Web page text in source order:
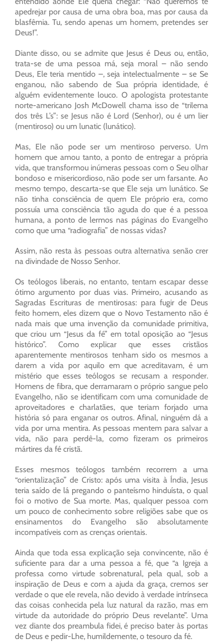
apedrejar por causa de uma obra boa, mas por causa da
blasfêmia. Tu, sendo apenas um homem, pretendes ser
Deus!”.
Diante disso, ou se admite que Jesus é Deus ou, então,
trata-se de uma pessoa má, seja moral – não sendo
Deus, Ele teria mentido –, seja intelectualmente – se Se
enganou, não sabendo de Sua própria identidade, é
alguém evidentemente louco. O apologista protestante
norte-americano Josh McDowell chama isso de “trilema
dos três L’s”: se Jesus não é Lord (Senhor), ou é um lier
(mentiroso) ou um lunatic (lunático).
Mas, Ele não pode ser um mentiroso perverso. Um
homem que amou tanto, a ponto de entregar a própria
vida, que transformou inúmeras pessoas com o Seu olhar
bondoso e misericordioso, não pode ser um farsante. Ao
mesmo tempo, descarta-se que Ele seja um lunático. Se
não tinha consciência de quem Ele próprio era, como
possuía uma consciência tão aguda do que é a pessoa
humana, a ponto de lermos nas páginas do Evangelho
como que uma “radiografia” de nossas vidas?
Assim, não resta às pessoas outra alternativa senão crer
na divindade de Nosso Senhor.
Os teólogos liberais, no entanto, tentam escapar desse
ótimo argumento por duas vias. Primeiro, acusando as
Sagradas Escrituras de mentirosas: para fugir de Deus
feito homem, eles dizem que o Novo Testamento não é
nada mais que uma invenção da comunidade primitiva,
que criou um “Jesus da fé” em total oposição ao “Jesus
histórico”. Como explicar que esses cristãos
aparentemente mentirosos tenham sido os mesmos a
darem a vida por aquilo em que acreditavam, é um
mistério que esses teólogos se recusam a responder.
Homens de fibra, que derramaram o próprio sangue pelo
Evangelho, não se identificam com uma comunidade de
aproveitadores e charlatães, que teriam forjado uma
história só para enganar os outros. Afinal, ninguém dá a
vida por uma mentira. As pessoas mentem para salvar a
vida, não para perdê-la, como fizeram os primeiros
mártires da fé cristã.
Esses mesmos teólogos também recorrem a uma
“orientalização” de Cristo: após uma visita à Índia, Jesus
teria saído de lá pregando o panteísmo hinduísta, o qual
foi o motivo de Sua morte. Mas, qualquer pessoa com
um pouco de conhecimento sobre religiões sabe que os
ensinamentos do Evangelho são absolutamente
incompatíveis com as crenças orientais.
Ainda que toda essa explicação seja convincente, não é
suficiente para dar a uma pessoa a fé, que “a Igreja a
professa como virtude sobrenatural, pela qual, sob a
inspiração de Deus e com a ajuda da graça, cremos ser
verdade o que ele revela, não devido à verdade intrínseca
das coisas conhecida pela luz natural da razão, mas em
virtude da autoridade do próprio Deus revelante”. Uma
vez diante dos preambula fidei, é preciso bater às portas
de Deus e pedir-Lhe, humildemente, o tesouro da fé.